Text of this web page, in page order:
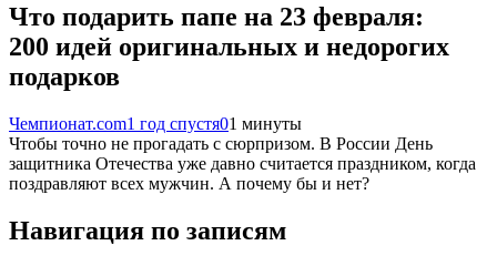
Что подарить папе на 23 февраля:
200 идей оригинальных и недорогих
подарков
Чемпионат.com1 год спустя01 минуты
Чтобы точно не прогадать с сюрпризом. В России День
защитника Отечества уже давно считается праздником, когда
поздравляют всех мужчин. А почему бы и нет?
Навигация по записям